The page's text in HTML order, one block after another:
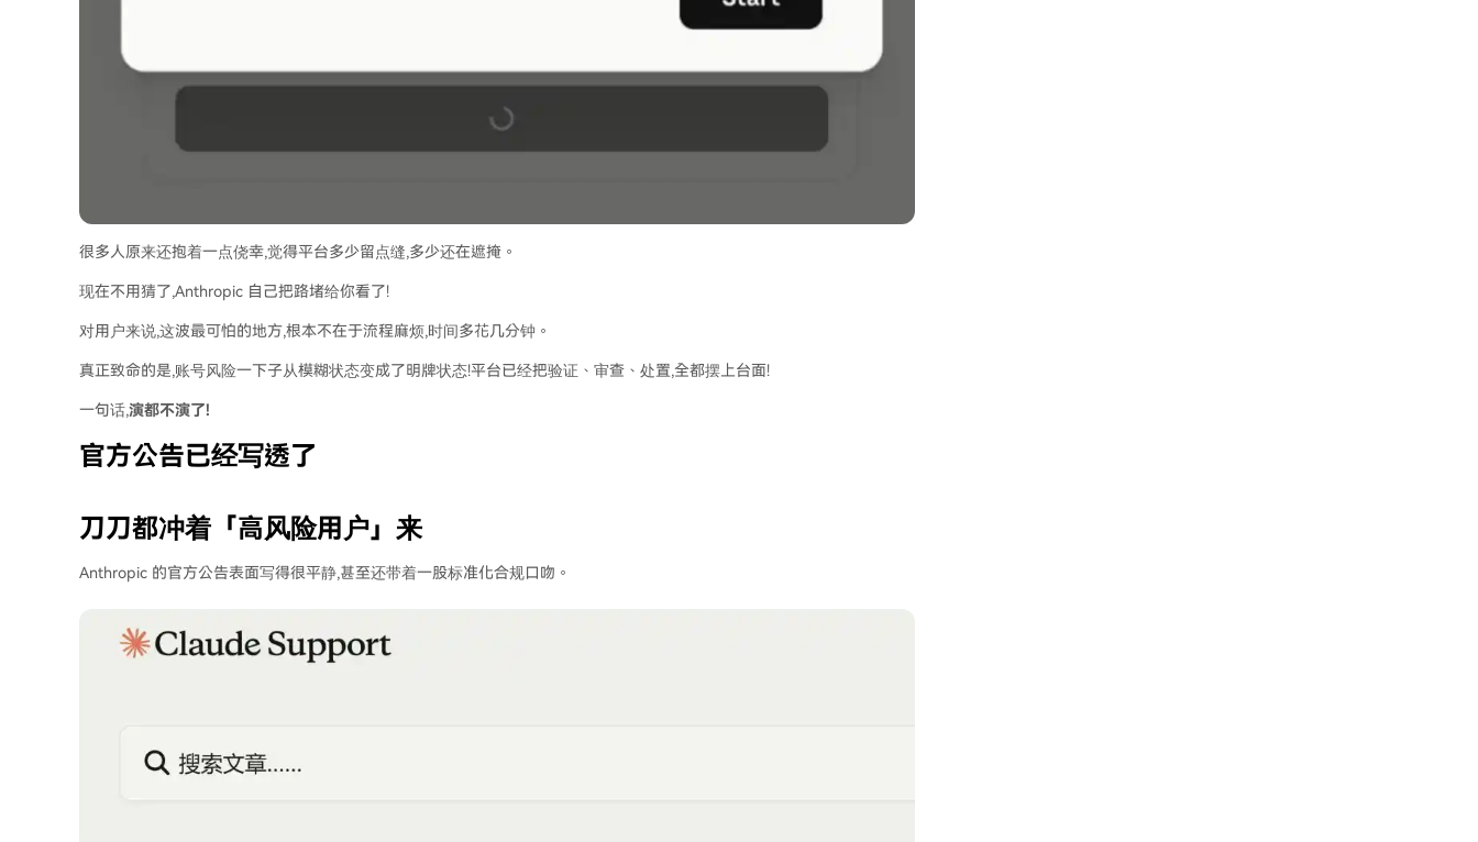
很多人原来还抱着一点侥幸,觉得平台多少留点缝,多少还在遮掩。
现在不用猜了,Anthropic 自己把路堵给你看了!
对用户来说,这波最可怕的地方,根本不在于流程麻烦,时间多花几分钟。
真正致命的是,账号风险一下子从模糊状态变成了明牌状态!平台已经把验证、审查、处置,全都摆上台面!
一句话,演都不演了!
官方公告已经写透了
刀刀都冲着「高风险用户」来
Anthropic 的官方公告表面写得很平静,甚至还带着一股标准化合规口吻。